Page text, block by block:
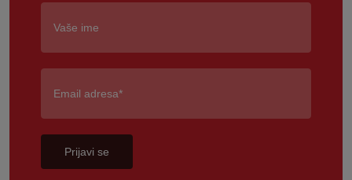
Prijavi se